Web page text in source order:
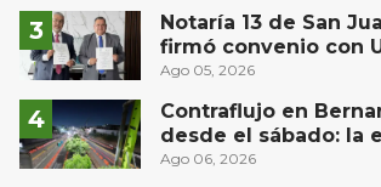
Notaría 13 de San
firmó convenio con
Privada del Bajío
Ago 05, 2026
Contraflujo en
desde el sábado: la
compleja del
Ago 06, 2026